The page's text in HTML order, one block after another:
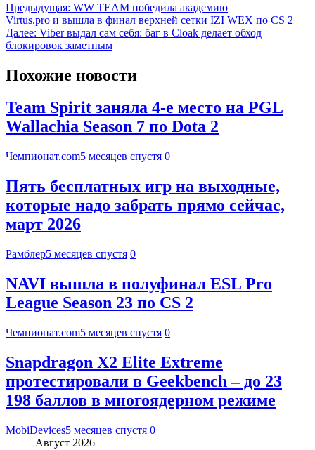
Предыдущая: WW TEAM победила академию
Virtus.pro и вышла в финал верхней сетки IZI WEX по CS 2
Далее: Viber выдал сам себя: баг в Cloak делает обход
блокировок заметным
Похожие новости
Team Spirit заняла 4-е место на PGL
Wallachia Season 7 по Dota 2
Чемпионат.com5 месяцев спустя 0
Пять бесплатных игр на выходные,
которые надо забрать прямо сейчас,
март 2026
Рамблер5 месяцев спустя 0
NAVI вышла в полуфинал ESL Pro
League Season 23 по CS 2
Чемпионат.com5 месяцев спустя 0
Snapdragon X2 Elite Extreme
протестировали в Geekbench – до 23
198 баллов в многоядерном режиме
MobiDevices5 месяцев спустя 0
Август 2026